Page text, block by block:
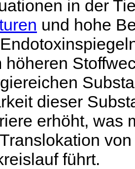
in der
und hohe
höheren
dieser
erhöht, was
führt.